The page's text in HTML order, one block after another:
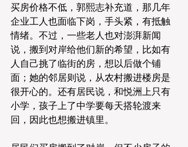
买房价格不低，郭熙志补充道，那几年
企业工人也面临下岗，手头紧，有抵触
情绪。不过，一些老人也对澎湃新闻
说，搬到对岸给他们新的希望，比如有
人自己挑了临街的房，想以后做个铺
面；她的邻居则说，从农村搬进楼房是
很开心的。还有居民说，和悦洲上只有
小学，孩子上了中学要每天搭轮渡来
回，因此也想搬进镇里。